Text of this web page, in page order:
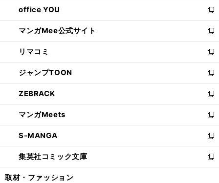
く
で
開
く
ィ
ン
ド
ウ
で
開
く
い
ウ
ィ
ン
ド
ウ
で
開
く
office YOU
新
し
い
ウ
ィ
ン
ド
ウ
で
開
く
マンガMee公式サイト
新
し
い
ウ
ィ
ン
ド
ウ
で
開
く
リマコミ
新
し
い
ウ
ィ
ン
ド
ウ
で
開
く
ジャンプTOON
新
し
い
ウ
ィ
ン
ド
ウ
で
開
ZEBRACK
新
し
い
ウ
ィ
ン
ド
ウ
マンガMeets
新
し
い
ウ
ィ
ン
S-MANGA
新
し
い
ウ
集英社コミック文庫
新
し
取材・ファッション